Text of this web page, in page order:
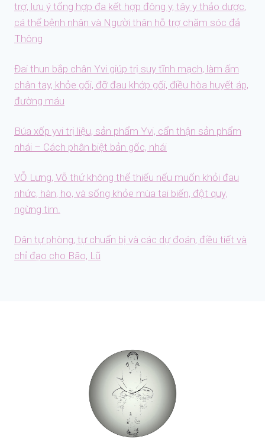
trợ, lưu ý tổng hợp đa kết hợp đông y, tây y thảo dược,
cá thể bệnh nhân và Người thân hỗ trợ chăm sóc đả
Thông
Đai thun bắp chân Yvi giúp trị suy tĩnh mạch, làm ấm
chân tay, khỏe gối, đỡ đau khớp gối, điều hòa huyết áp,
đường máu
Búa xốp yvi trị liệu, sản phẩm Yvi, cẩn thận sản phẩm
nhái – Cách phân biệt bản gốc, nhái
VỖ Lưng, Vỗ thứ không thể thiếu nếu muốn khỏi đau
nhức, hàn, ho, và sống khỏe mùa tai biến, đột quỵ,
ngừng tim.
Dân tự phòng, tự chuẩn bị và các dự đoán, điều tiết và
chỉ đạo cho Bão, Lũ